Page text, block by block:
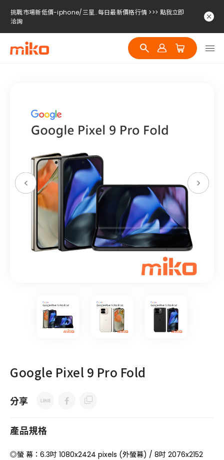
挑戰市場新低價-iphone/三星..每日最新價格行情 >>> 點我立即
洽詢
挑戰市場新低價-iphone/三星..每日最新價格行情 >>> 點我立即
洽詢
挑戰市場新低價-iphone/三星..每日最新價格行情 >>> 點我立即
Google Pixel 9 Pro Fold
分享
產品規格
◎螢 幕：6.3吋 1080x2424 pixels (外螢幕) / 8吋 2076x2152